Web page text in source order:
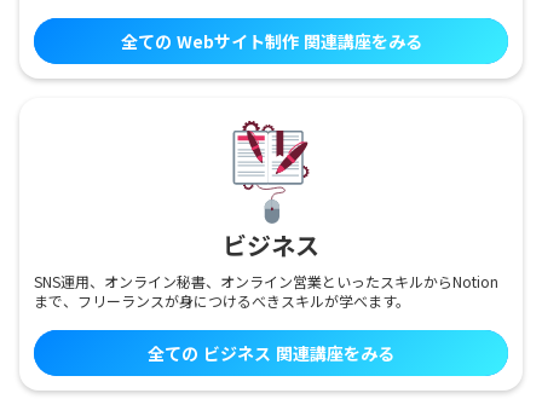
全ての Webサイト制作 関連講座をみる
ビジネス
SNS運用、オンライン秘書、オンライン営業といったスキルからNotion
まで、フリーランスが身につけるべきスキルが学べます。
全ての ビジネス 関連講座をみる